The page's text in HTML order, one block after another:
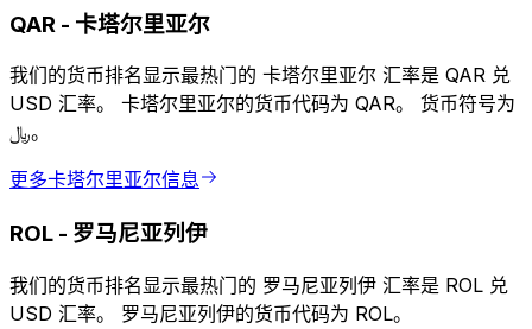
QAR - 卡塔尔里亚尔
我们的货币排名显示最热门的 卡塔尔里亚尔 汇率是 QAR 兑
USD 汇率。 卡塔尔里亚尔的货币代码为 QAR。 货币符号为
﷼。
更多卡塔尔里亚尔信息
ROL - 罗马尼亚列伊
我们的货币排名显示最热门的 罗马尼亚列伊 汇率是 ROL 兑
USD 汇率。 罗马尼亚列伊的货币代码为 ROL。